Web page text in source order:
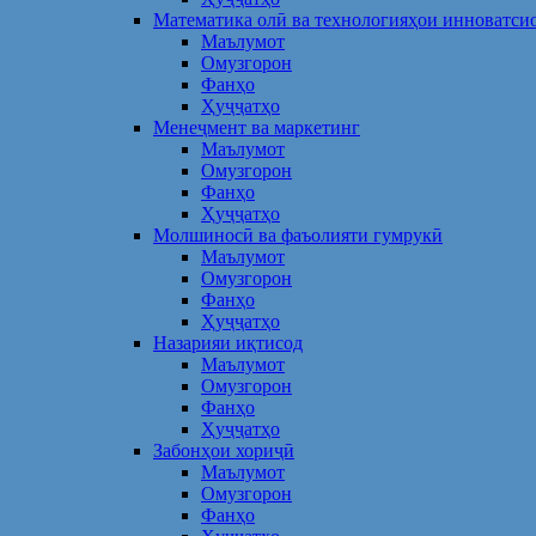
Математика олӣ ва технологияҳои
Маълумот
Омузгорон
Фанҳо
Ҳуҷҷатҳо
Менеҷмент ва маркетинг
Маълумот
Омузгорон
Фанҳо
Ҳуҷҷатҳо
Молшиносӣ ва фаъолияти гумрукӣ
Маълумот
Омузгорон
Фанҳо
Ҳуҷҷатҳо
Назарияи иқтисод
Маълумот
Омузгорон
Фанҳо
Ҳуҷҷатҳо
Забонҳои хориҷӣ
Маълумот
Омузгорон
Фанҳо